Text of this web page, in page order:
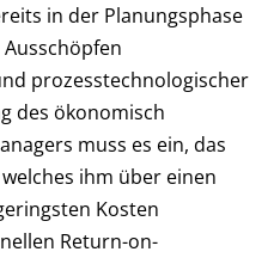
in der Planungsphase
prozesstechnologischer
des ökonomisch
muss es ein, das
ihm über einen
Kosten
Return-on-